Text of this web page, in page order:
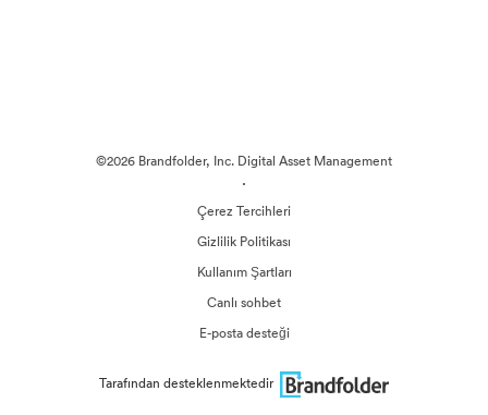
©2026 Brandfolder, Inc. Digital Asset Management
·
Çerez Tercihleri
Gizlilik Politikası
Kullanım Şartları
Canlı sohbet
E-posta desteği
Tarafından desteklenmektedir